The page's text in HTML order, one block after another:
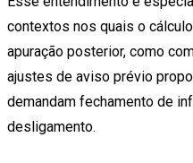
contextos nos quais o
apuração posterior, como
ajustes de aviso prévio
demandam fechamento de
desligamento.